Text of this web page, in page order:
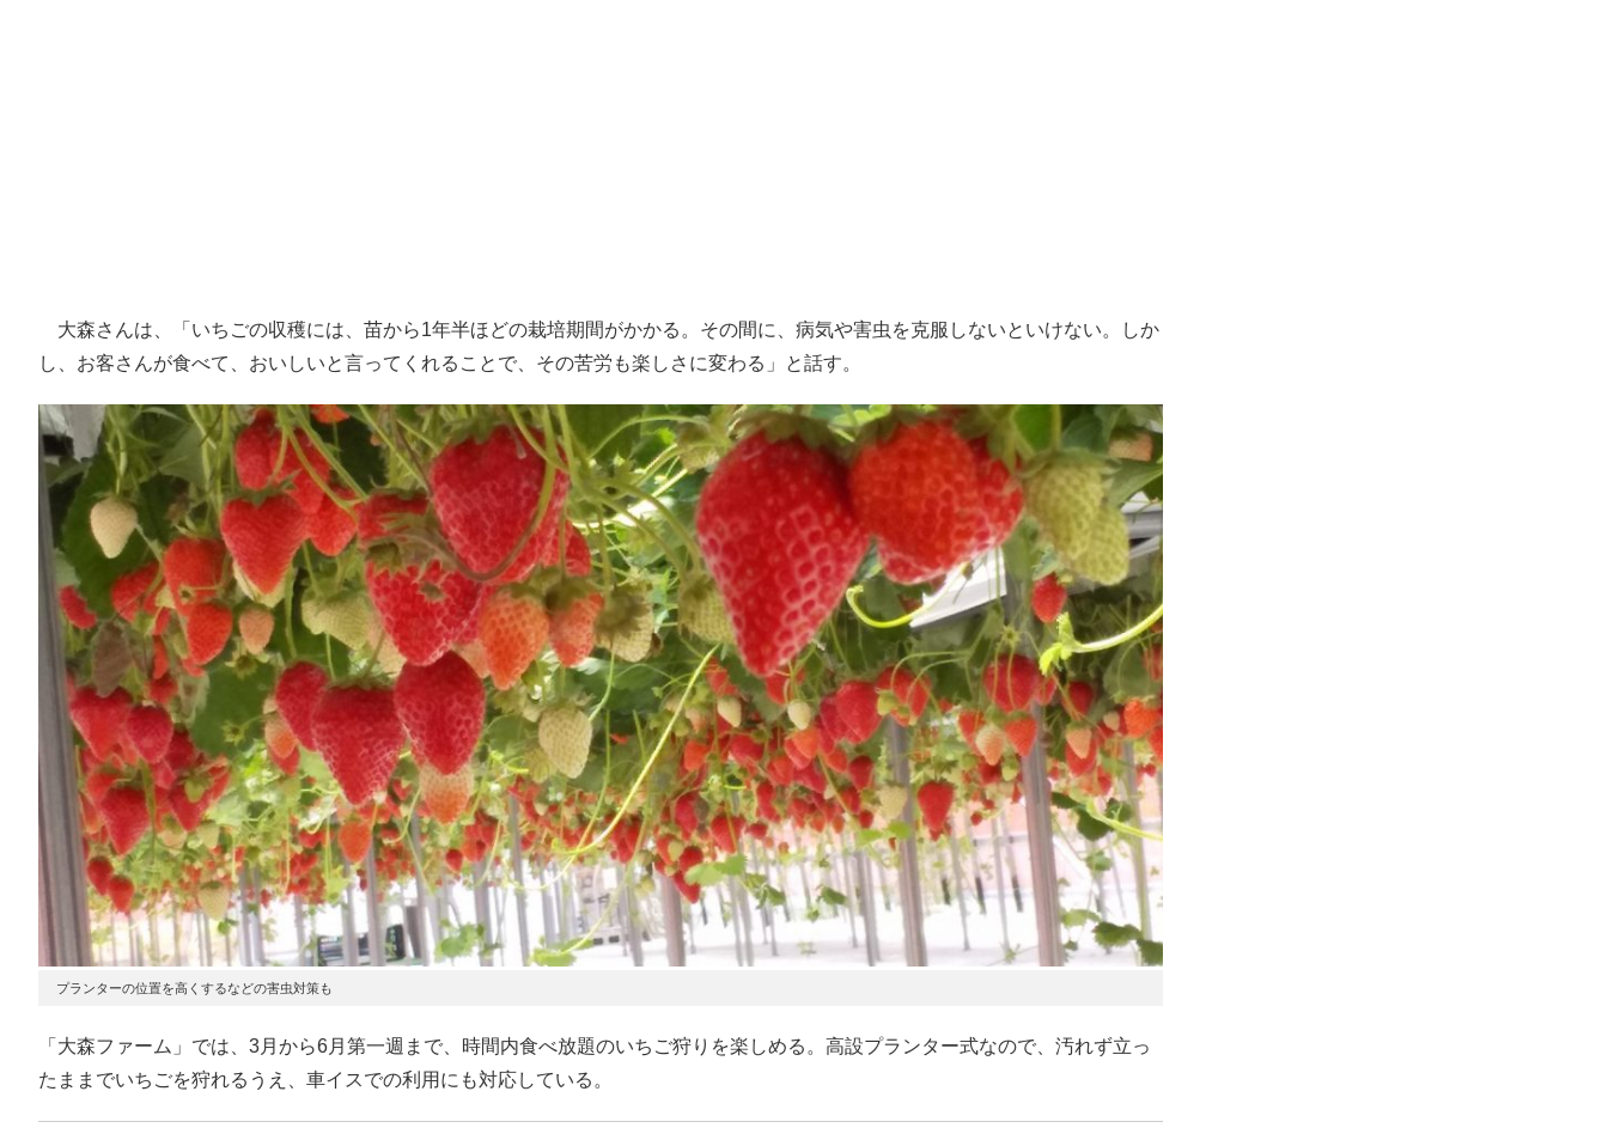
大森さんは、「いちごの収穫には、苗から1年半ほどの栽培期間がかかる。その間に、病気や害虫を克服しないといけない。しか
し、お客さんが食べて、おいしいと言ってくれることで、その苦労も楽しさに変わる」と話す。
プランターの位置を高くするなどの害虫対策も
「大森ファーム」では、3月から6月第一週まで、時間内食べ放題のいちご狩りを楽しめる。高設プランター式なので、汚れず立っ
たままでいちごを狩れるうえ、車イスでの利用にも対応している。